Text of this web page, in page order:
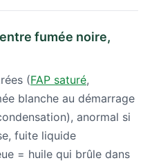
fumée noire,
(FAP saturé,
blanche au démarrage
anormal si
fuite liquide
= huile qui brûle dans